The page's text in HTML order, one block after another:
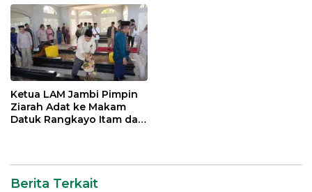
Ketua LAM Jambi Pimpin
Ziarah Adat ke Makam
Datuk Rangkayo Itam dan
Berita Terkait